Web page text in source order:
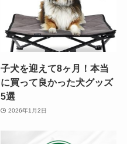
子犬を迎えて8ヶ月！本当
に買って良かった犬グッズ
5選
2026年1月2日